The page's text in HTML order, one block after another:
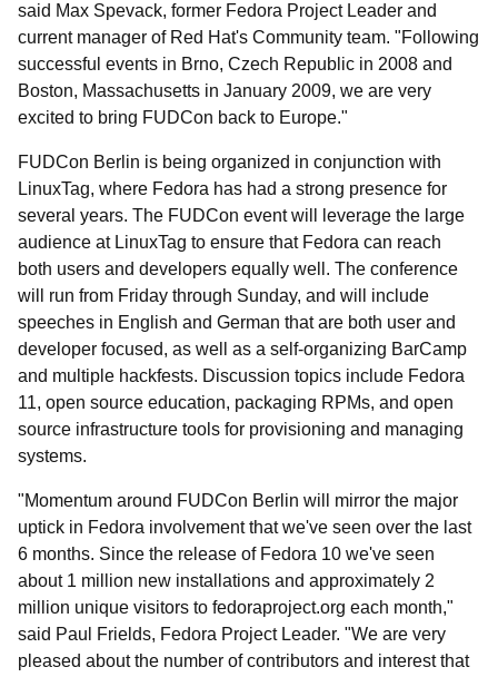
said Max Spevack, former Fedora Project Leader and
current manager of Red Hat's Community team. "Following
successful events in Brno, Czech Republic in 2008 and
Boston, Massachusetts in January 2009, we are very
excited to bring FUDCon back to Europe."
FUDCon Berlin is being organized in conjunction with
LinuxTag, where Fedora has had a strong presence for
several years. The FUDCon event will leverage the large
audience at LinuxTag to ensure that Fedora can reach
both users and developers equally well. The conference
will run from Friday through Sunday, and will include
speeches in English and German that are both user and
developer focused, as well as a self-organizing BarCamp
and multiple hackfests. Discussion topics include Fedora
11, open source education, packaging RPMs, and open
source infrastructure tools for provisioning and managing
systems.
"Momentum around FUDCon Berlin will mirror the major
uptick in Fedora involvement that we've seen over the last
6 months. Since the release of Fedora 10 we've seen
about 1 million new installations and approximately 2
million unique visitors to fedoraproject.org each month,"
said Paul Frields, Fedora Project Leader. "We are very
pleased about the number of contributors and interest that